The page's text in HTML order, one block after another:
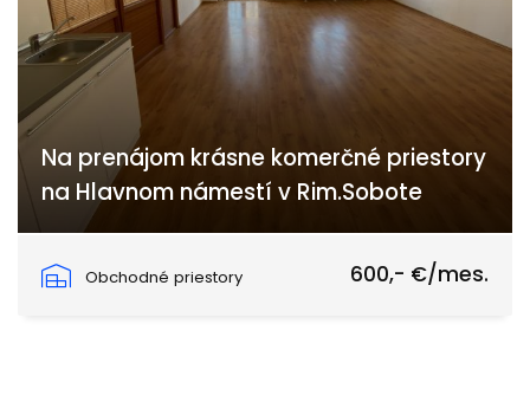
Na prenájom krásne komerčné priestory
na Hlavnom námestí v Rim.Sobote
Obchodné priestory
600,- €/mes.